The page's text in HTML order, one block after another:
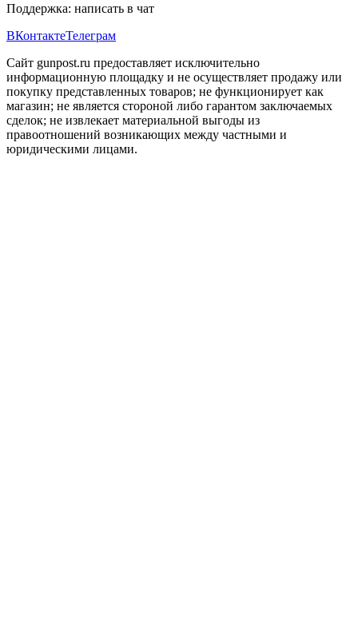
Поддержка: написать в чат
ВКонтактеТелеграм
Сайт gunpost.ru предоставляет исключительно
информационную площадку и не осуществляет продажу или
покупку представленных товаров; не функционирует как
магазин; не является стороной либо гарантом заключаемых
сделок; не извлекает материальной выгоды из
правоотношений возникающих между частными и
юридическими лицами.